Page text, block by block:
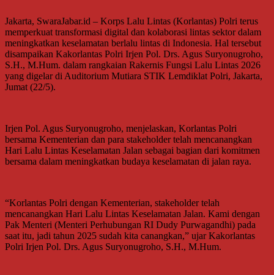
Jakarta, SwaraJabar.id – Korps Lalu Lintas (Korlantas) Polri terus
memperkuat transformasi digital dan kolaborasi lintas sektor dalam
meningkatkan keselamatan berlalu lintas di Indonesia. Hal tersebut
disampaikan Kakorlantas Polri Irjen Pol. Drs. Agus Suryonugroho,
S.H., M.Hum. dalam rangkaian Rakernis Fungsi Lalu Lintas 2026
yang digelar di Auditorium Mutiara STIK Lemdiklat Polri, Jakarta,
Jumat (22/5).
Irjen Pol. Agus Suryonugroho, menjelaskan, Korlantas Polri
bersama Kementerian dan para stakeholder telah mencanangkan
Hari Lalu Lintas Keselamatan Jalan sebagai bagian dari komitmen
bersama dalam meningkatkan budaya keselamatan di jalan raya.
“Korlantas Polri dengan Kementerian, stakeholder telah
mencanangkan Hari Lalu Lintas Keselamatan Jalan. Kami dengan
Pak Menteri (Menteri Perhubungan RI Dudy Purwagandhi) pada
saat itu, jadi tahun 2025 sudah kita canangkan,” ujar Kakorlantas
Polri Irjen Pol. Drs. Agus Suryonugroho, S.H., M.Hum.